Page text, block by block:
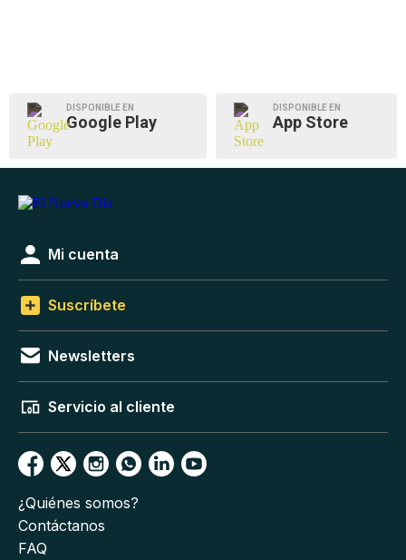
DISPONIBLE EN
Google Play
DISPONIBLE EN
App Store
Mi cuenta
Suscríbete
Newsletters
Servicio al cliente
¿Quiénes somos?
Contáctanos
FAQ